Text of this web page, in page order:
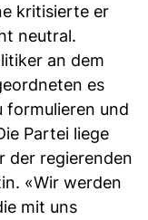
kritisierte er
neutral.
an dem
es
formulieren und
Partei liege
der regierenden
«Wir werden
mit uns